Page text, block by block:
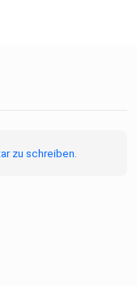
zu schreiben.